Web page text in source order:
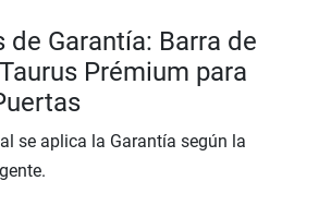
de Garantía: Barra de
Prémium para
se aplica la Garantía según la